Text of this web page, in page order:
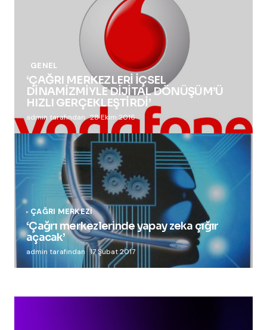
GENEL
‘ÇAĞRI MERKEZLERİ İÇSEL
DİNAMİZMİYLE DİJİTAL DÖNÜŞÜM’Ü
HIZLI GERÇEKLEŞTİRDİ’
admin tarafından 28 Ekim 2016
ÇAĞRI MERKEZI
‘Çağrı merkezlerinde yapay zeka çığır
açacak’
admin tarafından 17 Şubat 2017